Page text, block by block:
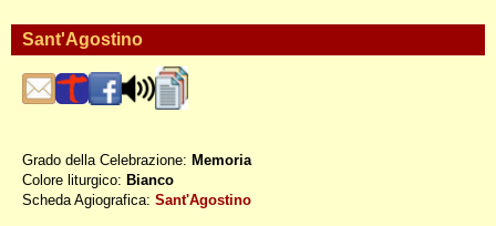
Sant'Agostino
Grado della Celebrazione: Memoria
Colore liturgico: Bianco
Scheda Agiografica: Sant'Agostino